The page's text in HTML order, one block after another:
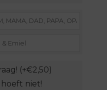
(+€2,50)
hoeft niet!